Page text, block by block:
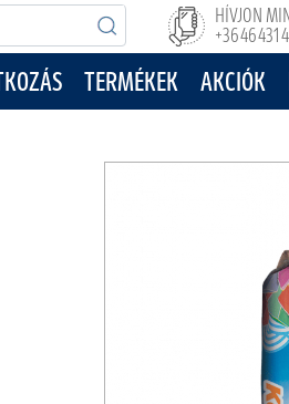
HÍVJON
+36 46 431
TERMÉKEK AKCIÓK